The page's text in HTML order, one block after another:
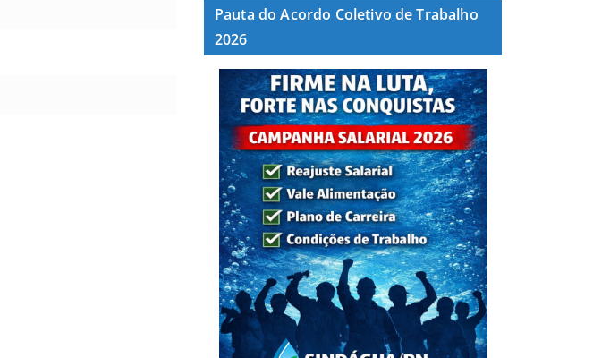
Pauta do Acordo Coletivo de Trabalho
2026